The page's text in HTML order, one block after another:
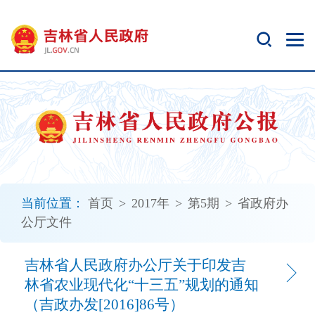
当前位置： 首页 > 2017年 > 第5期 > 省政府办
公厅文件
吉林省人民政府办公厅关于印发吉
林省农业现代化“十三五”规划的通知
（吉政办发[2016]86号）
开
无
障
碍
说
明